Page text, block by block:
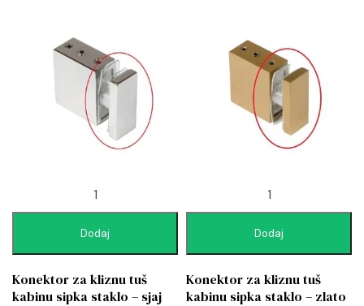
Dodaj
Konektor za kliznu tuš
kabinu sipka staklo – sjaj
Dodaj
Konektor za kliznu tuš
kabinu sipka staklo – zlato